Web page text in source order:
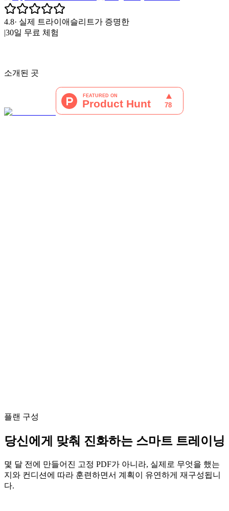
4.8· 실제 트라이애슬리트가 증명한
|30일 무료 체험
소개된 곳
플랜 구성
당신에게 맞춰 진화하는 스마트 트레이닝
몇 달 전에 만들어진 고정 PDF가 아니라, 실제로 무엇을 했는
지와 컨디션에 따라 훈련하면서 계획이 유연하게 재구성됩니
다.